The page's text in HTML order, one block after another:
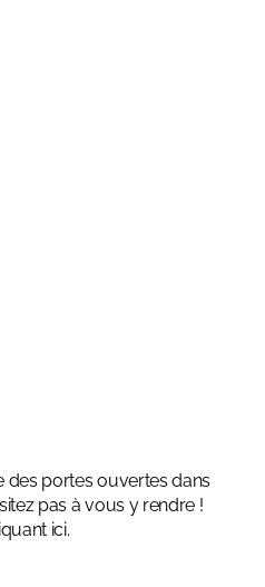
des portes ouvertes dans
pas à vous y rendre !
ici.